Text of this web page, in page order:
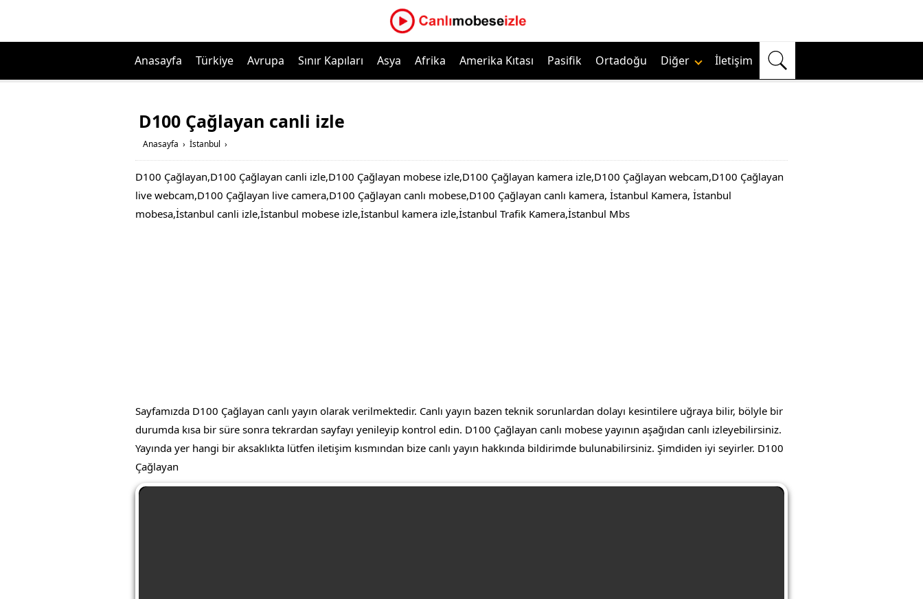
Anasayfa Türkiye Avrupa Sınır Kapıları Asya Afrika Amerika Kıtası Pasifik Ortadoğu Diğer İletişim
D100 Çağlayan canli izle
Anasayfa › İstanbul ›
D100 Çağlayan,D100 Çağlayan canli izle,D100 Çağlayan mobese izle,D100 Çağlayan kamera izle,D100 Çağlayan webcam,D100 Çağlayan
live webcam,D100 Çağlayan live camera,D100 Çağlayan canlı mobese,D100 Çağlayan canlı kamera, İstanbul Kamera, İstanbul
mobesa,İstanbul canli izle,İstanbul mobese izle,İstanbul kamera izle,İstanbul Trafik Kamera,İstanbul Mbs
Sayfamızda D100 Çağlayan canlı yayın olarak verilmektedir. Canlı yayın bazen teknik sorunlardan dolayı kesintilere uğraya bilir, bölyle bir
durumda kısa bir süre sonra tekrardan sayfayı yenileyip kontrol edin. D100 Çağlayan canlı mobese yayının aşağıdan canlı izleyebilirsiniz.
Yayında yer hangi bir aksaklıkta lütfen iletişim kısmından bize canlı yayın hakkında bildirimde bulunabilirsiniz. Şimdiden iyi seyirler. D100
Çağlayan